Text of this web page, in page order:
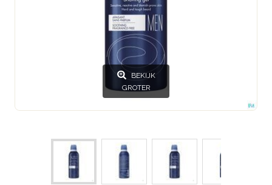
BEKIJK
GROTER